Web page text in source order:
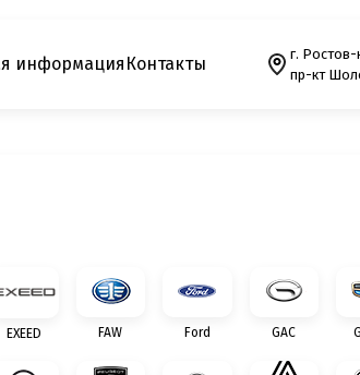
информация Контакты
г.
пр-кт
EXEED FAW Ford GAC